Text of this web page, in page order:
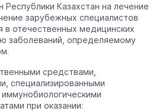
Республики Казахстан на лечение
зарубежных специалистов
в отечественных медицинских
заболеваний, определяемому
средствами,
специализированными
при оказании: